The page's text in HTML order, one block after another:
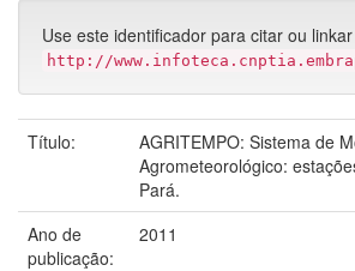
Use este identificador para citar ou
http://
Título:
AGRITEMPO: Sistema de
Agrometeorológico:
Pará.
Ano de
publicação:
2011